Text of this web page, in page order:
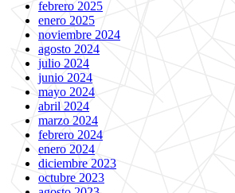
febrero 2025
enero 2025
noviembre 2024
agosto 2024
julio 2024
junio 2024
mayo 2024
abril 2024
marzo 2024
febrero 2024
enero 2024
diciembre 2023
octubre 2023